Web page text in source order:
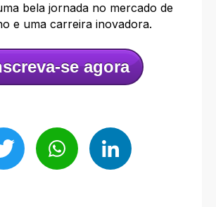
bela jornada no mercado de
e uma carreira inovadora.
se agora